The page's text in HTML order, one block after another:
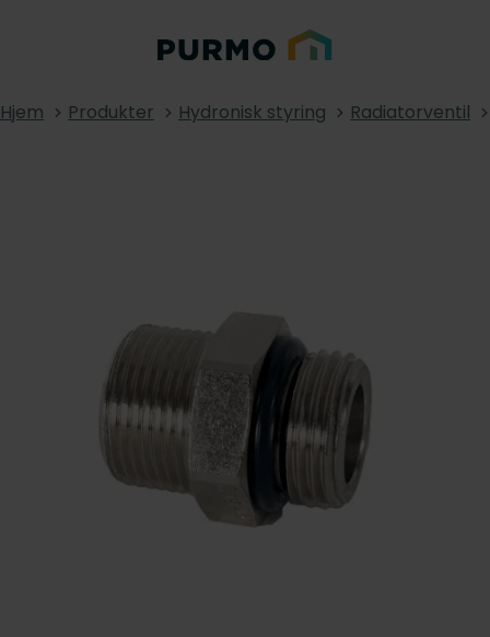
Hjem Produkter Hydronisk styring Radiatorventil